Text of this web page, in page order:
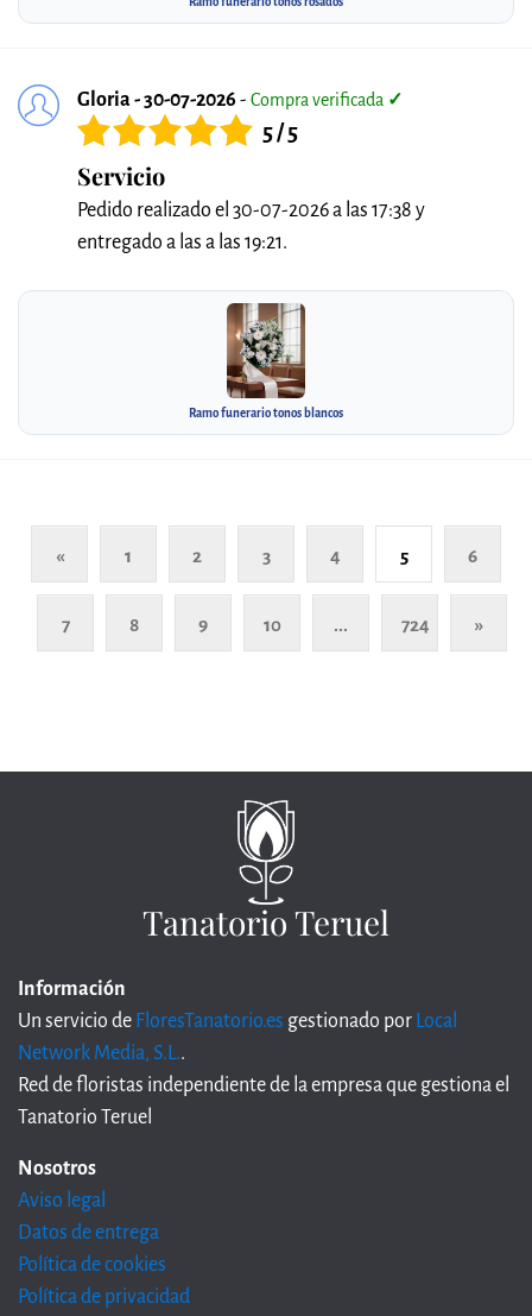
Gloria - 30-07-2026 - Compra verificada ✓
5 / 5
Servicio
Pedido realizado el 30-07-2026 a las 17:38 y
entregado a las a las 19:21.
Ramo funerario tonos blancos
« 1 2 3 4 5 6
7 8 9 10 ... 724 »
Tanatorio Teruel
Información
Un servicio de FloresTanatorio.es gestionado por Local
Network Media, S.L..
Red de floristas independiente de la empresa que gestiona el
Tanatorio Teruel
Nosotros
Aviso legal
Datos de entrega
Política de cookies
Política de privacidad